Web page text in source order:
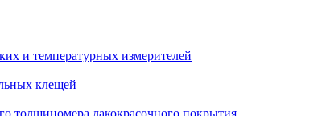
и температурных измерителей
клещей
толщиномера лакокрасочного покрытия